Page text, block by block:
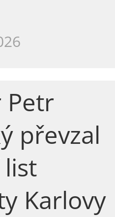
Petr
převzal
Karlovy